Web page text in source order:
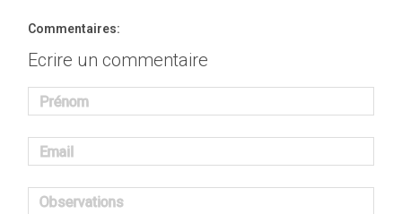
Commentaires:
Ecrire un commentaire
Prénom
Email
Observations